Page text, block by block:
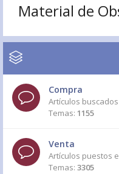
Material de
Compra
Artículos
Temas: 1155
Venta
Artículos puestos
Temas: 3305